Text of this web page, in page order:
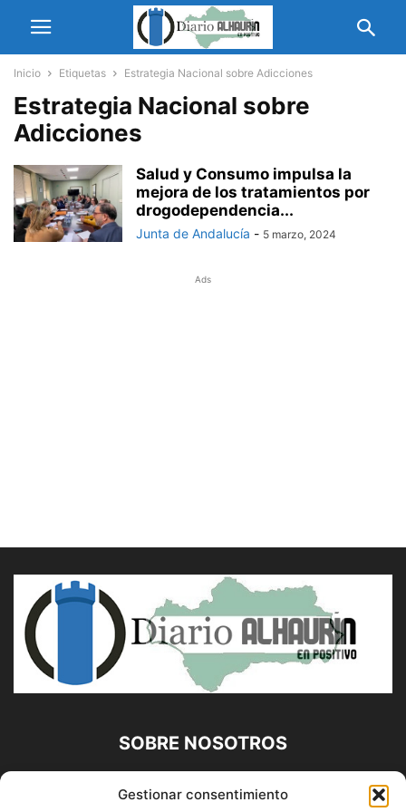
Gestionar consentimiento
Inicio Etiquetas Estrategia Nacional sobre Adicciones
Estrategia Nacional sobre
Adicciones
Salud y Consumo impulsa la
mejora de los tratamientos por
drogodependencia...
Junta de Andalucía - 5 marzo, 2024
Ads
SOBRE NOSOTROS
Diario Alhaurín (www.alhaurindelatorre.com) Propiedad de
Francisco E. López López | 639 95 71 95 | Noticias de